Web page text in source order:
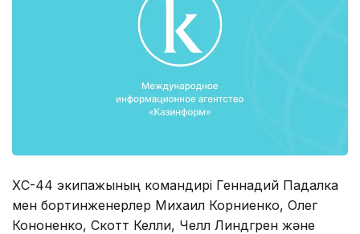
ХҒС-44 экипажының командирі Геннадий Падалка
мен бортинженерлер Михаил Корниенко, Олег
Кононенко, Скотт Келли, Челл Линдгрен және